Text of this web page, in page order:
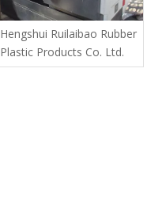
Hengshui Ruilaibao Rubber
Plastic Products Co. Ltd.